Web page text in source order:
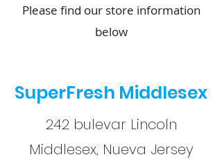
Please find our store information
below
SuperFresh Middlesex
242 bulevar Lincoln
Middlesex, Nueva Jersey